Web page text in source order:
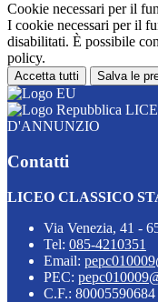
Cookie necessari per il
I cookie necessari per il
disabilitati. È possibile
policy.
Accetta tutti Salva le
D'ANNUNZIO
Contatti
LICEO CLASSICO
Via Venezia, 41 -
Tel: 085-4210351
Email:
PEC:
C.F.: 80005590684